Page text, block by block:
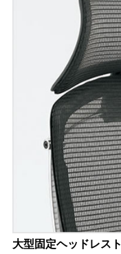
大型固定ヘッドレスト